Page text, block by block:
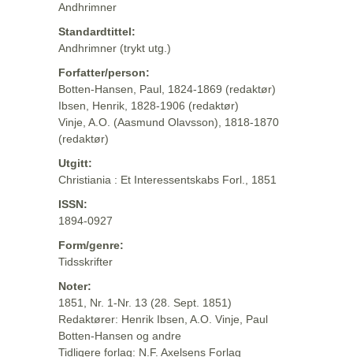
Andhrimner
Standardtittel:
Andhrimner (trykt utg.)
Forfatter/person:
Botten-Hansen, Paul, 1824-1869 (redaktør)
Ibsen, Henrik, 1828-1906 (redaktør)
Vinje, A.O. (Aasmund Olavsson), 1818-1870
(redaktør)
Utgitt:
Christiania : Et Interessentskabs Forl., 1851
ISSN:
1894-0927
Form/genre:
Tidsskrifter
Noter:
1851, Nr. 1-Nr. 13 (28. Sept. 1851)
Redaktører: Henrik Ibsen, A.O. Vinje, Paul
Botten-Hansen og andre
Tidligere forlag: N.F. Axelsens Forlag